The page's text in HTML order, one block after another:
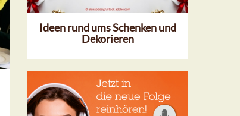
Ideen rund ums Schenken und
Dekorieren